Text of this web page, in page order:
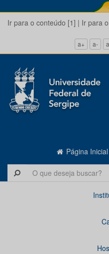
Ir para o conteúdo [1] | Ir para
a+ a- a
Página Inicial